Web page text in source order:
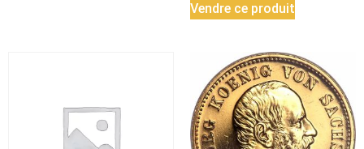
Vendre ce produit